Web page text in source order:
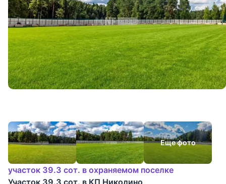
Еще фото
участок 39.3 сот. в охраняемом поселке